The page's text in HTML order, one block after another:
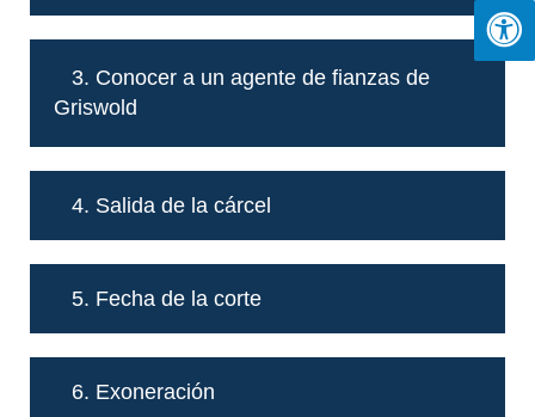
3. Conocer a un agente de fianzas de
Griswold
4. Salida de la cárcel
5. Fecha de la corte
6. Exoneración